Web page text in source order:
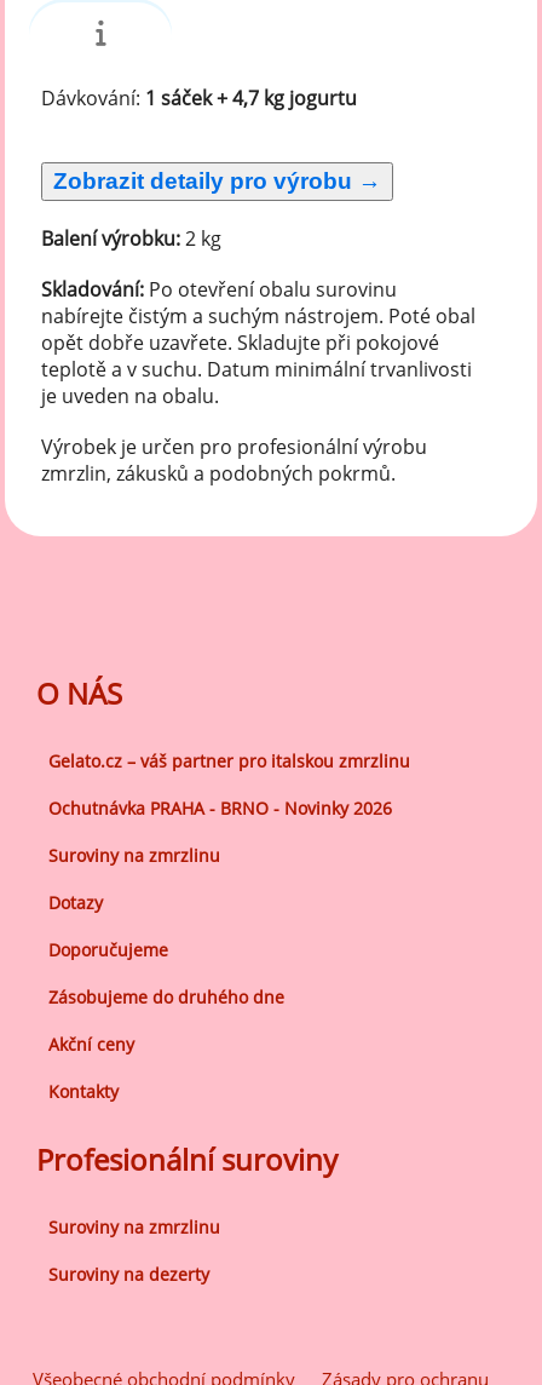
Dávkování: 1 sáček + 4,7 kg jogurtu
Balení výrobku:2 kg
Skladování: Po otevření obalu surovinu
nabírejte čistým a suchým nástrojem. Poté obal
opět dobře uzavřete. Skladujte při pokojové
teplotě a v suchu. Datum minimální trvanlivosti
je uveden na obalu.
Výrobek je určen pro profesionální výrobu
zmrzlin, zákusků a podobných pokrmů.
O NÁS
Gelato.cz – váš partner pro italskou zmrzlinu
Ochutnávka PRAHA - BRNO - Novinky 2026
Suroviny na zmrzlinu
Dotazy
Doporučujeme
Zásobujeme do druhého dne
Akční ceny
Kontakty
Profesionální suroviny
Suroviny na zmrzlinu
Suroviny na dezerty
Všeobecné obchodní podmínky Zásady pro ochranu